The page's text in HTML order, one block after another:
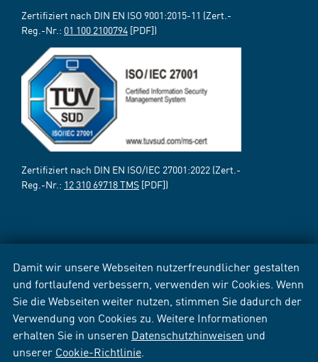
Damit wir unsere Webseiten nutzerfreundlicher gestalten
und fortlaufend verbessern, verwenden wir Cookies. Wenn
Sie die Webseiten weiter nutzen, stimmen Sie dadurch der
Verwendung von Cookies zu. Weitere Informationen
erhalten Sie in unseren Datenschutzhinweisen und
unserer Cookie-Richtlinie
Zertifiziert nach DIN EN ISO 9001:2015-11 (Zert.-
Reg.-Nr.: 01 100 2100794 [PDF])
Zertifiziert nach DIN EN ISO/IEC 27001:2022 (Zert.-
Reg.-Nr.: 12 310 69718 TMS [PDF])